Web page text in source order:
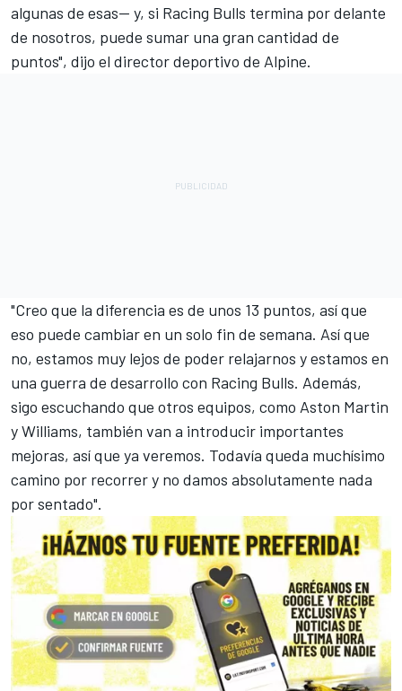
algunas de esas— y, si Racing Bulls termina por delante
de nosotros, puede sumar una gran cantidad de
puntos", dijo el director deportivo de Alpine.
"Creo que la diferencia es de unos 13 puntos, así que
eso puede cambiar en un solo fin de semana. Así que
no, estamos muy lejos de poder relajarnos y estamos en
una guerra de desarrollo con Racing Bulls. Además,
sigo escuchando que otros equipos, como Aston Martin
yWilliams, también van a introducir importantes
mejoras, así que ya veremos. Todavía queda muchísimo
camino por recorrer y no damos absolutamente nada
por sentado".